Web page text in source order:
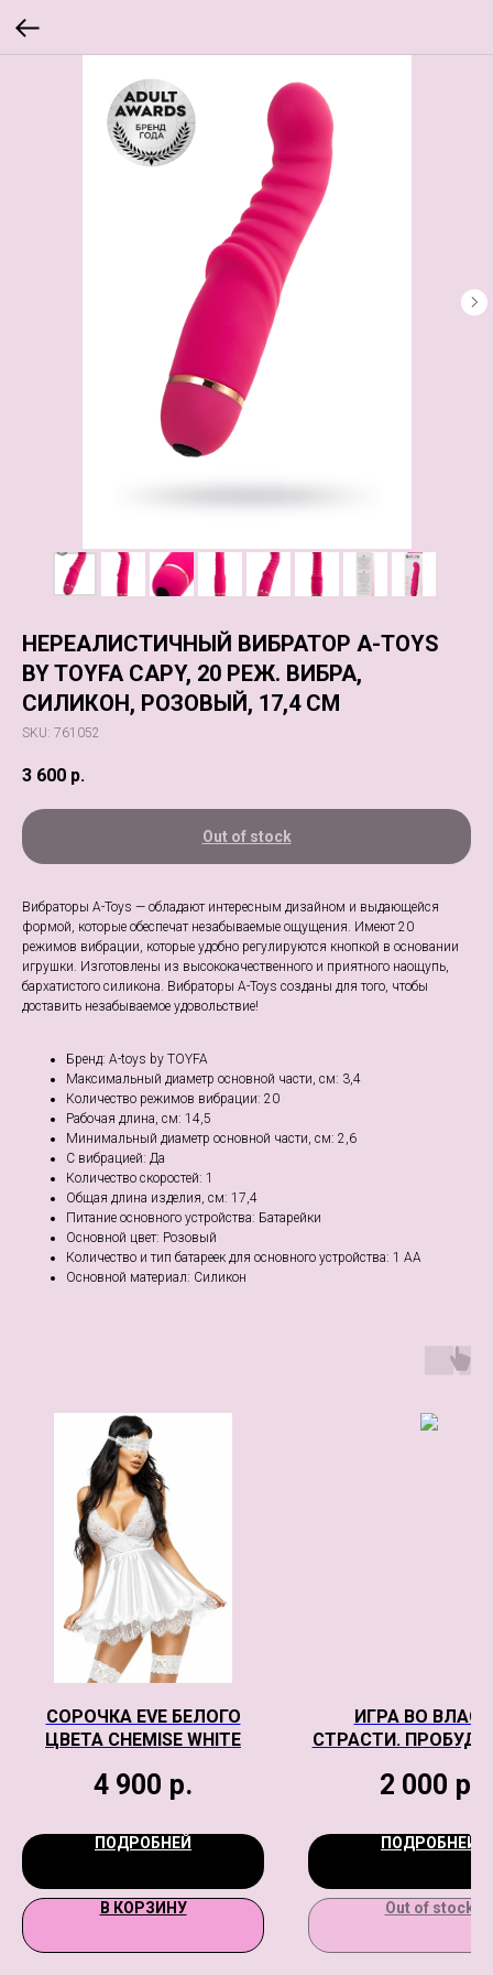
НЕРЕАЛИСТИЧНЫЙ ВИБРАТОР A-TOYS
BY TOYFA CAPY, 20 РЕЖ. ВИБРА,
СИЛИКОН, РОЗОВЫЙ, 17,4 СМ
SKU: 761052
3 600 р.
Out of stock
Вибраторы A-Toys — обладают интересным дизайном и выдающейся
формой, которые обеспечат незабываемые ощущения. Имеют 20
режимов вибрации, которые удобно регулируются кнопкой в основании
игрушки. Изготовлены из высококачественного и приятного наощупь,
бархатистого силикона. Вибраторы A-Toys созданы для того, чтобы
доставить незабываемое удовольствие!
Бренд: A-toys by TOYFA
Максимальный диаметр основной части, см: 3,4
Количество режимов вибрации: 20
Рабочая длина, см: 14,5
Минимальный диаметр основной части, см: 2,6
С вибрацией: Да
Количество скоростей: 1
Общая длина изделия, см: 17,4
Питание основного устройства: Батарейки
Основной цвет: Розовый
Количество и тип батареек для основного устройства: 1 AA
Основной материал: Силикон
СОРОЧКА EVE БЕЛОГО
ЦВЕТА CHEMISE WHITE
4 900 р.
ПОДРОБНЕЙ
В КОРЗИНУ
ИГРА ВО
СТРАСТИ.
2 000 р.
ПОДРОБНЕЙ
Out of stock